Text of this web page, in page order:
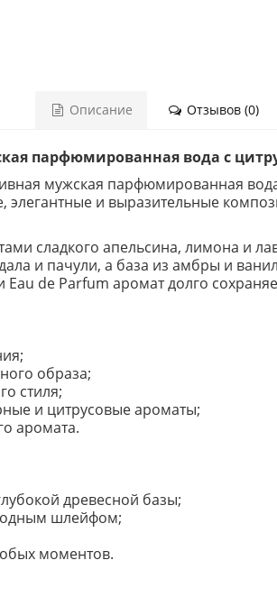
Описание Отзывов (0)
парфюмированная вода с
мужская парфюмированная
элегантные и выразительные
сладкого апельсина, лимона и
и пачули, а база из амбры и
de Parfum аромат долго
образа;
стиля;
и цитрусовые ароматы;
аромата.
древесной базы;
шлейфом;
моментов.